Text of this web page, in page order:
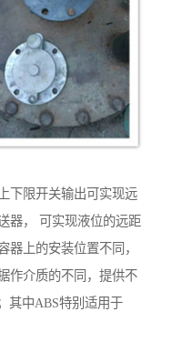
下限开关输出可实现远
器， 可实现液位的远距
器上的安装位置不同，
作介质的不同，提供不
其中ABS特别适用于